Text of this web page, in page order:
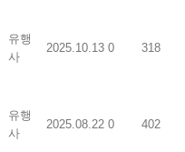
유행
사
2025.10.13 0 318
유행
사
2025.08.22 0 402